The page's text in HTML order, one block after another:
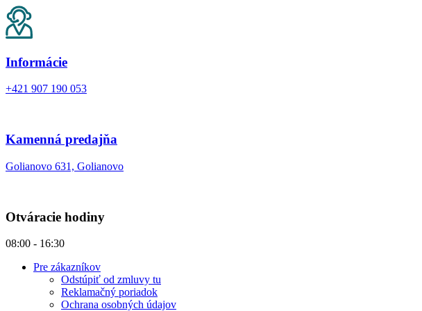
Informácie
+421 907 190 053
Kamenná predajňa
Golianovo 631, Golianovo
Otváracie hodiny
08:00 - 16:30
Pre zákazníkov
Odstúpiť od zmluvy tu
Reklamačný poriadok
Ochrana osobných údajov